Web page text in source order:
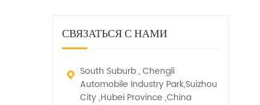
транспортные средства.
специальных транспортных
средств, которые допускаются
параметров этого вида
вытягивание и подъем тяги.
СВЯЗАТЬСЯ С НАМИ
South Suburb , Chengli
Automobile Industry Park,Suizhou
City ,Hubei Province ,China